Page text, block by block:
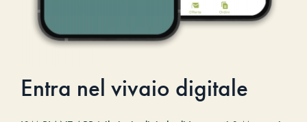
Entra nel vivaio digitale